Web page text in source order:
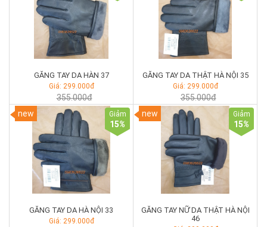
GĂNG TAY DA HÀN 37
Giá: 299.000đ
355.000đ
GĂNG TAY DA THẬT HÀ NỘI 35
Giá: 299.000đ
355.000đ
new
Giảm
15%
GĂNG TAY DA HÀ NỘI 33
Giá: 299.000đ
new Giảm
15%
GĂNG TAY NỮ DA THẬT HÀ NỘI
46